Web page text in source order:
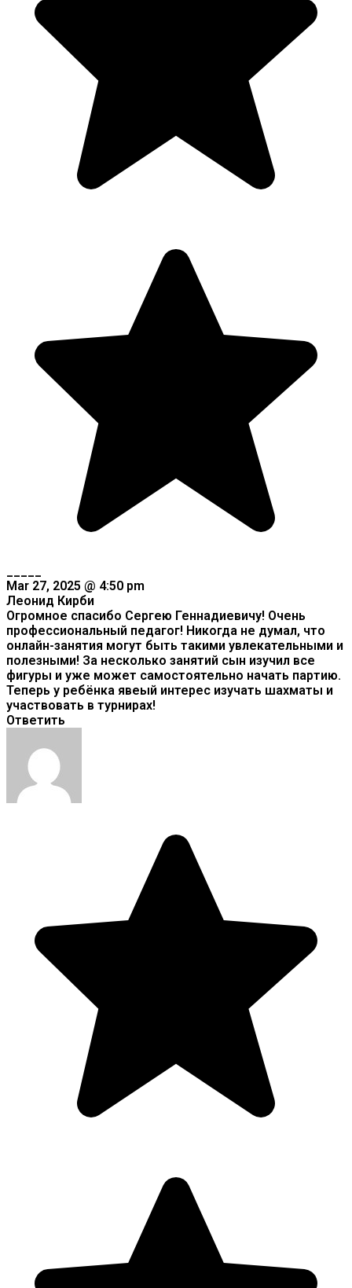
Mar 27, 2025 @ 4:50 pm
Леонид Кирби
Огромное спасибо Сергею Геннадиевичу! Очень
профессиональный педагог! Никогда не думал, что
онлайн-занятия могут быть такими увлекательными и
полезными! За несколько занятий сын изучил все
фигуры и уже может самостоятельно начать партию.
Теперь у ребёнка явеый интерес изучать шахматы и
участвовать в турнирах!
Ответить